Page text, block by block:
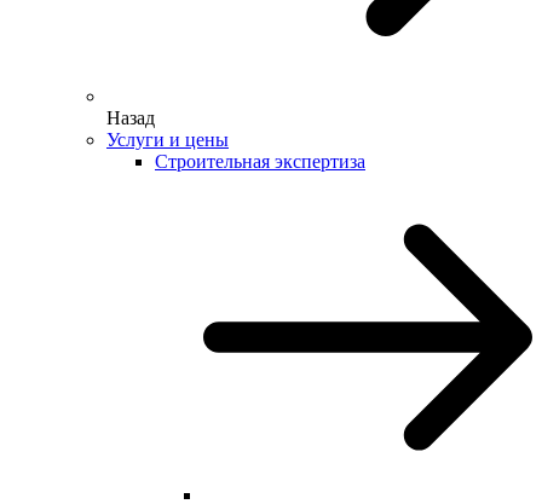
Назад
Услуги и цены
Строительная экспертиза